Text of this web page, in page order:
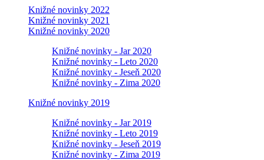
Knižné novinky 2022
Knižné novinky 2021
Knižné novinky 2020
Knižné novinky - Jar 2020
Knižné novinky - Leto 2020
Knižné novinky - Jeseň 2020
Knižné novinky - Zima 2020
Knižné novinky 2019
Knižné novinky - Jar 2019
Knižné novinky - Leto 2019
Knižné novinky - Jeseň 2019
Knižné novinky - Zima 2019